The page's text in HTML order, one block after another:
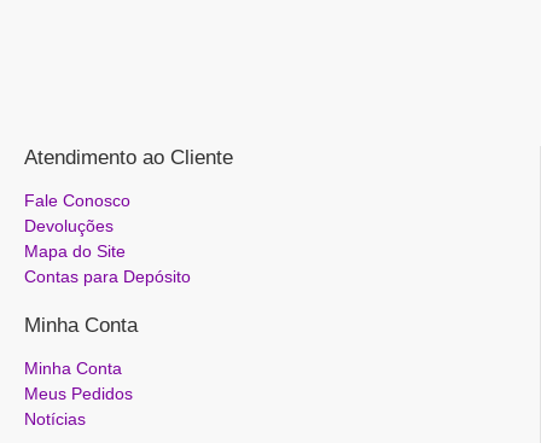
Atendimento ao Cliente
Fale Conosco
Devoluções
Mapa do Site
Contas para Depósito
Minha Conta
Minha Conta
Meus Pedidos
Notícias